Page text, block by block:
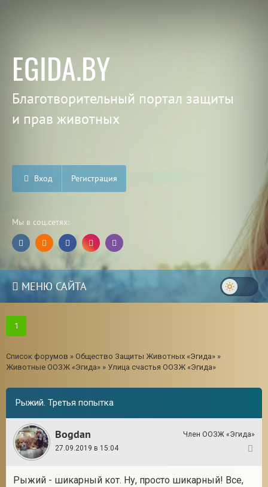
EGIDA.BY
Благотворительный портал защиты
и прав животных
Вход Регистрация
Мы в соц.сетях:
МЕНЮ САЙТА
1
Список форумов » Общество Защиты Животных «Эгида» »
Животные ООЗЖ «Эгида» » Улица счастья ООЗЖ «Эгида»
Рыжий. Третья попытка
Bogdan
Член ООЗЖ «Эгида»
27.09.2019 в 15:04
Рыжий - шикарный кот. Ну, просто шикарный! Все,